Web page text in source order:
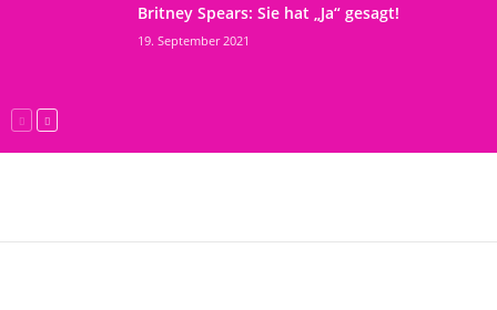
Britney Spears: Sie hat „Ja“ gesagt!
19. September 2021